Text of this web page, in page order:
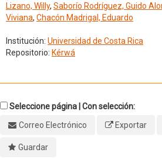
Lizano, Willy, Saborío Rodríguez, Guido
Viviana, Chacón Madrigal, Eduardo
Institución: Universidad de Costa Rica
Repositorio: Kérwá
Seleccione página | Con selección:
Correo Electrónico
Exportar
Guardar